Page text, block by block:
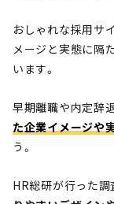
おしゃれな採用サ
メージと実態に隔
います。
早期離職や内定辞
た企業イメージや
う。
HR総研が行った調